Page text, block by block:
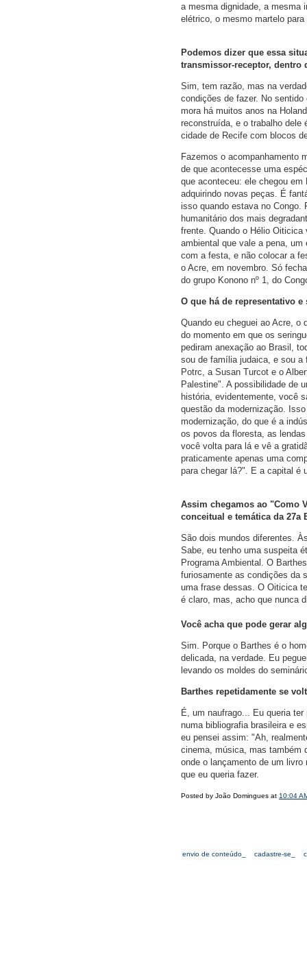
a mesma dignidade, a mesma
elétrico, o mesmo martelo para
Podemos dizer que essa
transmissor-receptor, dentro
Sim, tem razão, mas na
condições de fazer. No
mora há muitos anos na
reconstruída, e o trabalho dele
cidade de Recife com blocos
Fazemos o acompanhamento
de que acontecesse uma
que aconteceu: ele chegou
adquirindo novas peças. É
isso quando estava no Congo.
humanitário dos mais
frente. Quando o Hélio
ambiental que vale a pena,
com a festa, e não colocar a
o Acre, em novembro. Só
do grupo Konono nº 1, do
O que há de representativo
Quando eu cheguei ao Acre, o
do momento em que os
pediram anexação ao Brasil,
sou de família judaica, e sou a
Potrc, a Susan Turcot e o
Palestine". A possibilidade de
história, evidentemente, você
questão da modernização.
modernização, do que é a
os povos da floresta, as
você volta para lá e vê a
praticamente apenas uma
para chegar lá?". E a capital é
Assim chegamos ao "Como
conceitual e temática da 27a
São dois mundos diferentes.
Sabe, eu tenho uma suspeita
Programa Ambiental. O
furiosamente as condições da
uma frase dessas. O Oiticica
é claro, mas, acho que nunca
Você acha que pode gerar
Sim. Porque o Barthes é o
delicada, na verdade. Eu
levando os moldes do
Barthes repetidamente se
É, um naufrago... Eu queria
numa bibliografia brasileira e
eu pensei assim: "Ah,
cinema, música, mas também
onde o lançamento de um
que eu queria fazer.
Posted by João Domingues at 10:04
envio de conteúdo_ cadastre-se_